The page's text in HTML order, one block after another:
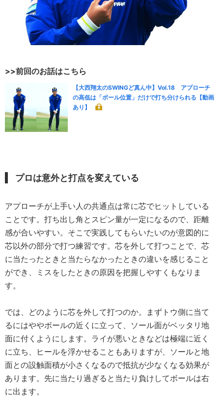
>>前回のお話はこちら
【大西翔太のSWINGど真ん中】Vol.18 アプローチ
の高低は「ボール位置」だけで打ち分けられる【動画
あり】
プロは意外と打点を変えている
アプローチが上手い人の共通点は常に芯でヒットしている
ことです。打ち出し角とスピン量が一定になるので、距離
感が合いやすい。そこで実践してもらいたいのが意図的に
芯以外の部分で打つ練習です。芯を外して打つことで、芯
に当たったときと当たらなかったときの違いを感じること
ができ、ミスをしたときの原因を把握しやすくもなりま
す。
では、どのように芯を外して打つのか。まずトウ側に当て
るにはややボールの近くに立って、ソール面がベッタリ地
面に付くようにします。ライが悪いときなどは極端に近く
に立ち、ヒールを浮かせることもありますが、ソールと地
面との設触面積が小さくなるので抵抗が少なくなる効果が
あります。先に当たり過ぎると当たり負けしてボールは右
に出ます。